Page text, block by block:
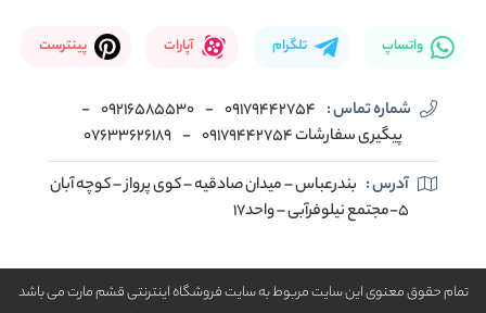
واتساپ تلگرام آپارات پینترست
شماره تماس : 09179442754
-
09216585530
-
پیگیری سفارشات 09179442754
-
07633626189
آدرس : بندرعباس – میدان صادقیه – کوی پرواز – کوچه آبان
5-مجتمع نیلوفرآبی – واحد17
تمام حقوق معنوی این سایت مربوط به سایت فروشگاه اینترنتی قشم مارت می باشد